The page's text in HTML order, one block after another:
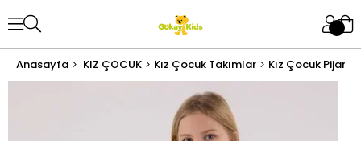
Anasayfa KIZ ÇOCUK Kız Çocuk Takımlar Kız Çocuk Pijama